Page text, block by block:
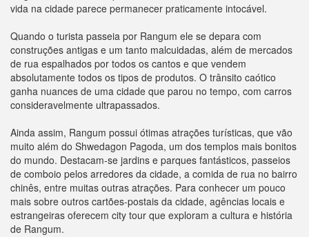
vida na cidade parece permanecer praticamente intocável.
Quando o turista passeia por Rangum ele se depara com
construções antigas e um tanto malcuidadas, além de mercados
de rua espalhados por todos os cantos e que vendem
absolutamente todos os tipos de produtos. O trânsito caótico
ganha nuances de uma cidade que parou no tempo, com carros
consideravelmente ultrapassados.
Ainda assim, Rangum possui ótimas atrações turísticas, que vão
muito além do Shwedagon Pagoda, um dos templos mais bonitos
do mundo. Destacam-se jardins e parques fantásticos, passeios
de comboio pelos arredores da cidade, a comida de rua no bairro
chinês, entre muitas outras atrações. Para conhecer um pouco
mais sobre outros cartões-postais da cidade, agências locais e
estrangeiras oferecem city tour que exploram a cultura e história
de Rangum.